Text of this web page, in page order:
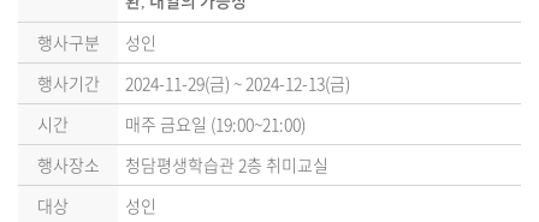
행사구분
성인
행사기간
2024-11-29(금) ~ 2024-12-13(금)
시간
매주 금요일 (19:00~21:00)
행사장소
청담평생학습관 2층 취미교실
대상
성인